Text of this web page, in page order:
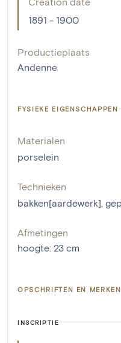
1891 - 1900
Productieplaats
Andenne
FYSIEKE EIGENSCHAPPEN
Materialen
porselein
Technieken
bakken[aardewerk]
Afmetingen
hoogte: 23 cm
OPSCHRIFTEN EN MERKEN
INSCRIPTIE